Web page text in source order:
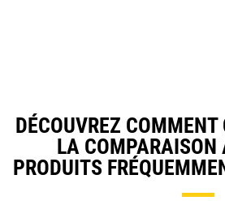
DÉCOUVREZ
LA COMPARAISON
PRODUITS